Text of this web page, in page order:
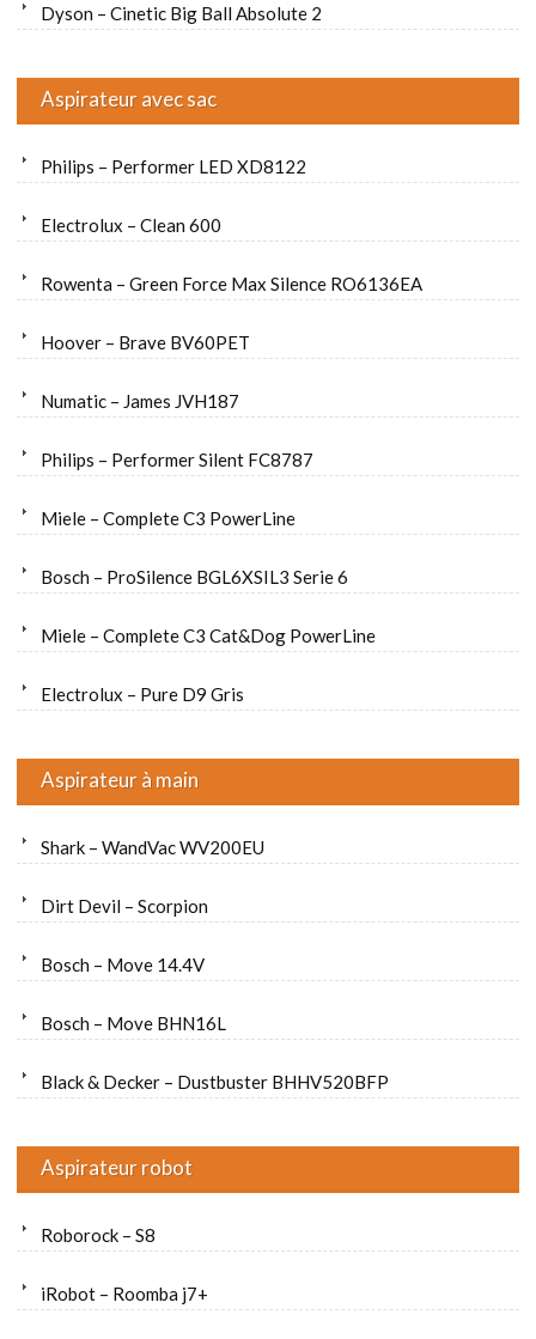
Dyson – Cinetic Big Ball Absolute 2
Aspirateur avec sac
Philips – Performer LED XD8122
Electrolux – Clean 600
Rowenta – Green Force Max Silence RO6136EA
Hoover – Brave BV60PET
Numatic – James JVH187
Philips – Performer Silent FC8787
Miele – Complete C3 PowerLine
Bosch – ProSilence BGL6XSIL3 Serie 6
Miele – Complete C3 Cat&Dog PowerLine
Electrolux – Pure D9 Gris
Aspirateur à main
Shark – WandVac WV200EU
Dirt Devil – Scorpion
Bosch – Move 14.4V
Bosch – Move BHN16L
Black & Decker – Dustbuster BHHV520BFP
Aspirateur robot
Roborock – S8
iRobot – Roomba j7+